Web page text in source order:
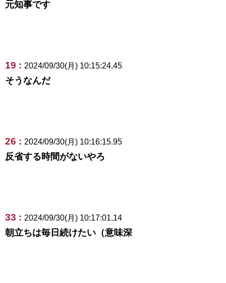
元知事です
19 : 2024/09/30(月) 10:15:24.45
そうなんだ
26 : 2024/09/30(月) 10:16:15.95
反省する時間がないやろ
33 : 2024/09/30(月) 10:17:01.14
朝立ちは毎日続けたい（意味深